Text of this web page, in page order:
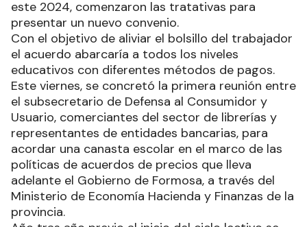
este 2024, comenzaron las tratativas para
presentar un nuevo convenio.
Con el objetivo de aliviar el bolsillo del trabajador
el acuerdo abarcaría a todos los niveles
educativos con diferentes métodos de pagos.
Este viernes, se concretó la primera reunión entre
el subsecretario de Defensa al Consumidor y
Usuario, comerciantes del sector de librerías y
representantes de entidades bancarias, para
acordar una canasta escolar en el marco de las
políticas de acuerdos de precios que lleva
adelante el Gobierno de Formosa, a través del
Ministerio de Economía Hacienda y Finanzas de la
provincia.